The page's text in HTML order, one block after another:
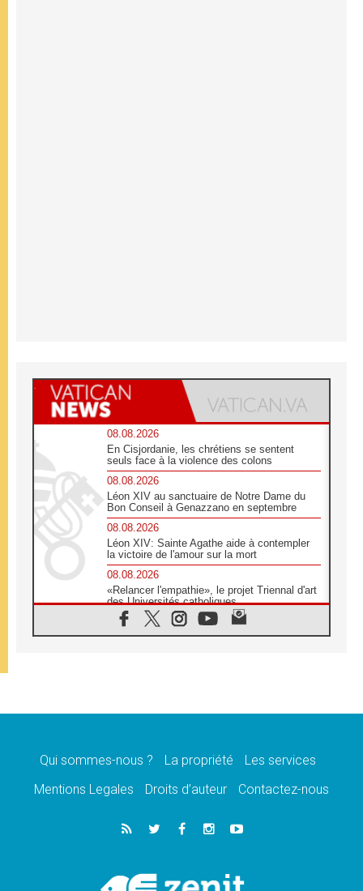
08.08.2026
En Cisjordanie, les chrétiens se sentent
seuls face à la violence des colons
08.08.2026
Léon XIV au sanctuaire de Notre Dame du
Bon Conseil à Genazzano en septembre
08.08.2026
Léon XIV: Sainte Agathe aide à contempler
la victoire de l'amour sur la mort
08.08.2026
«Relancer l'empathie», le projet Triennal d'art
des Universités catholiques
08.08.2026
Signis 2026, donner la parole aux religieuses
07.08.2026
07.08.2026
de l'Assomption et mémoire nationale
«La paix commence par l'empathie» estime
le cardinal Parolin
En Colombie, «la paix ne s'achète pas avec
une signature»
Qui sommes-nous ? La propriété
Les services
Mentions Legales
Droits d’auteur Contactez-nous